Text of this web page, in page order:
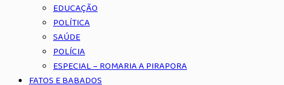
EDUCAÇÃO
POLÍTICA
SAÚDE
POLÍCIA
ESPECIAL – ROMARIA A PIRAPORA
FATOS E BABADOS